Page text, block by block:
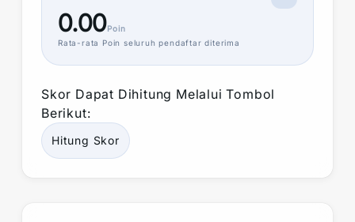
0.00Poin
Rata-rata Poin seluruh pendaftar diterima
Skor Dapat Dihitung Melalui Tombol
Berikut:
Hitung Skor